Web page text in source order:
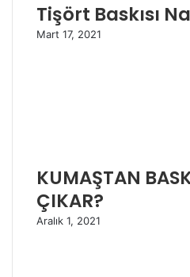
Tişört Baskısı
Mart 17, 2021
KUMAŞTAN
ÇIKAR?
Aralık 1, 2021